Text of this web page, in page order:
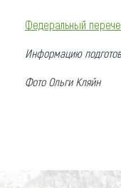
Федеральный
Информацию
Фото Ольги Кляйн